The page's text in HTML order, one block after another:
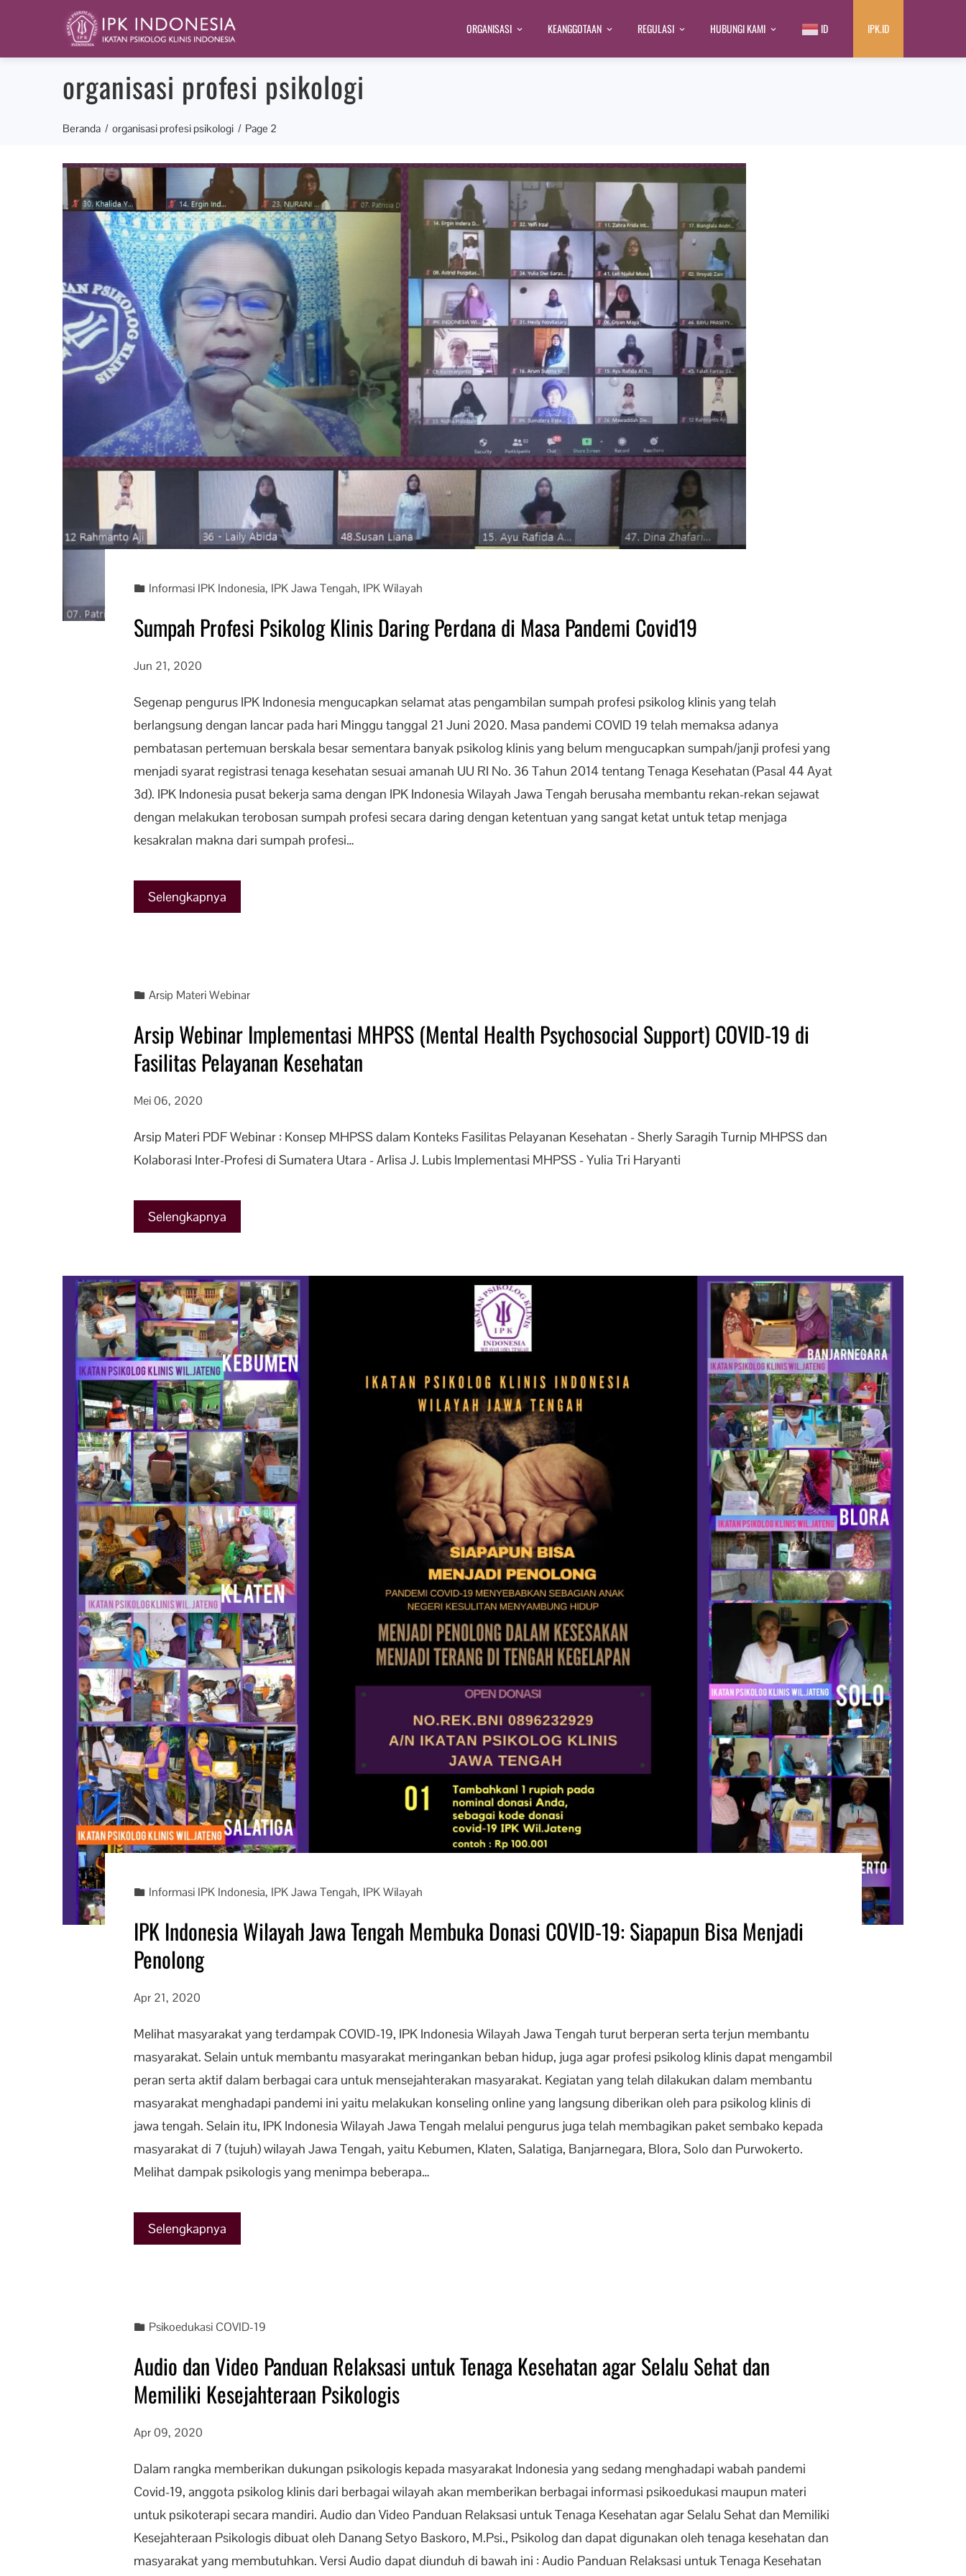
ORGANISASI KEANGGOTAAN REGULASI HUBUNGI KAMI ID IPK.ID
organisasi profesi psikologi
Beranda organisasi profesi psikologi Page 2
Informasi IPK Indonesia, IPK Jawa Tengah, IPK Wilayah
Sumpah Profesi Psikolog Klinis Daring Perdana di Masa Pandemi Covid19
Jun 21, 2020
Segenap pengurus IPK Indonesia mengucapkan selamat atas pengambilan sumpah profesi psikolog klinis yang telah
berlangsung dengan lancar pada hari Minggu tanggal 21 Juni 2020. Masa pandemi COVID 19 telah memaksa adanya
pembatasan pertemuan berskala besar sementara banyak psikolog klinis yang belum mengucapkan sumpah/janji profesi yang
menjadi syarat registrasi tenaga kesehatan sesuai amanah UU RI No. 36 Tahun 2014 tentang Tenaga Kesehatan (Pasal 44 Ayat
3d). IPK Indonesia pusat bekerja sama dengan IPK Indonesia Wilayah Jawa Tengah berusaha membantu rekan-rekan sejawat
dengan melakukan terobosan sumpah profesi secara daring dengan ketentuan yang sangat ketat untuk tetap menjaga
kesakralan makna dari sumpah profesi…
Selengkapnya
Arsip Materi Webinar
Arsip Webinar Implementasi MHPSS (Mental Health Psychosocial Support) COVID-19 di
Fasilitas Pelayanan Kesehatan
Mei 06, 2020
Arsip Materi PDF Webinar : Konsep MHPSS dalam Konteks Fasilitas Pelayanan Kesehatan - Sherly Saragih Turnip MHPSS dan
Kolaborasi Inter-Profesi di Sumatera Utara - Arlisa J. Lubis Implementasi MHPSS - Yulia Tri Haryanti
Selengkapnya
Informasi IPK Indonesia, IPK Jawa Tengah, IPK Wilayah
IPK Indonesia Wilayah Jawa Tengah Membuka Donasi COVID-19: Siapapun Bisa Menjadi
Penolong
Apr 21, 2020
Melihat masyarakat yang terdampak COVID-19, IPK Indonesia Wilayah Jawa Tengah turut berperan serta terjun membantu
masyarakat. Selain untuk membantu masyarakat meringankan beban hidup, juga agar profesi psikolog klinis dapat mengambil
peran serta aktif dalam berbagai cara untuk mensejahterakan masyarakat. Kegiatan yang telah dilakukan dalam membantu
masyarakat menghadapi pandemi ini yaitu melakukan konseling online yang langsung diberikan oleh para psikolog klinis di
jawa tengah. Selain itu, IPK Indonesia Wilayah Jawa Tengah melalui pengurus juga telah membagikan paket sembako kepada
masyarakat di 7 (tujuh) wilayah Jawa Tengah, yaitu Kebumen, Klaten, Salatiga, Banjarnegara, Blora, Solo dan Purwokerto.
Melihat dampak psikologis yang menimpa beberapa…
Selengkapnya
Psikoedukasi COVID-19
Audio dan Video Panduan Relaksasi untuk Tenaga Kesehatan agar Selalu Sehat dan
Memiliki Kesejahteraan Psikologis
Apr 09, 2020
Dalam rangka memberikan dukungan psikologis kepada masyarakat Indonesia yang sedang menghadapi wabah pandemi
Covid-19, anggota psikolog klinis dari berbagai wilayah akan memberikan berbagai informasi psikoedukasi maupun materi
untuk psikoterapi secara mandiri. Audio dan Video Panduan Relaksasi untuk Tenaga Kesehatan agar Selalu Sehat dan Memiliki
Kesejahteraan Psikologis dibuat oleh Danang Setyo Baskoro, M.Psi., Psikolog dan dapat digunakan oleh tenaga kesehatan dan
masyarakat yang membutuhkan. Versi Audio dapat diunduh di bawah ini : Audio Panduan Relaksasi untuk Tenaga Kesehatan